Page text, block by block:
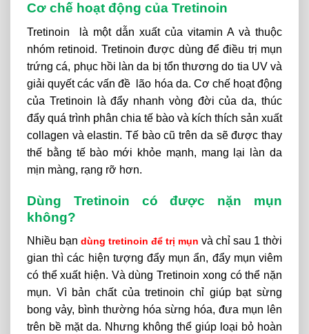
Cơ chế hoạt động của Tretinoin
Tretinoin là một dẫn xuất của vitamin A và thuộc
nhóm retinoid. Tretinoin được dùng để điều trị mụn
trứng cá, phục hồi làn da bị tổn thương do tia UV và
giải quyết các vấn đề lão hóa da. Cơ chế hoạt động
của Tretinoin là đẩy nhanh vòng đời của da, thúc
đẩy quá trình phân chia tế bào và kích thích sản xuất
collagen và elastin. Tế bào cũ trên da sẽ được thay
thế bằng tế bào mới khỏe mạnh, mang lại làn da
mịn màng, rạng rỡ hơn.
Dùng Tretinoin có được nặn mụn
không?
Nhiều bạn dùng tretinoin để trị mụn và chỉ sau 1 thời
gian thì các hiện tượng đẩy mụn ẩn, đẩy mụn viêm
có thể xuất hiện. Và dùng Tretinoin xong có thể nặn
mụn. Vì bản chất của tretinoin chỉ giúp bạt sừng
bong vảy, bình thường hóa sừng hóa, đưa mụn lên
trên bề mặt da. Nhưng không thể giúp loại bỏ hoàn